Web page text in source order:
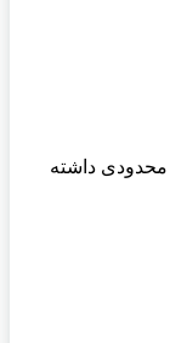
داشته